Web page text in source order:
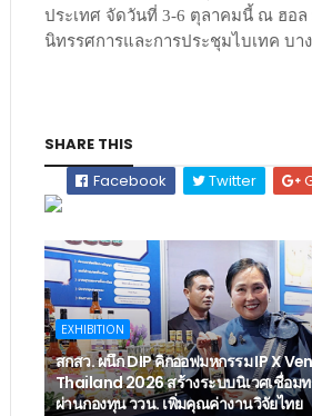
ประเทศ จัดวันที่ 3-6 ตุลาคมนี้ ณ ฮอล
นิทรรศการและการประชุมไบเทค บา
SHARE THIS
Facebook
Twitter
EXHIBITION
สกสว. ผนึก DIP คิกออฟมหกรรม IP X
Thailand 2026 สร้างระบบนิเวศเชื่อ
ผ่านกองทุน ววน. เพิ่มคุณค่างานวิจัยไทย